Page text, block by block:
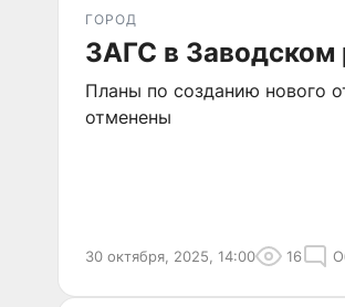
ГОРОД
ЗАГС в Заводском
Планы по созданию нового
отменены
30 октября, 2025, 14:00 16